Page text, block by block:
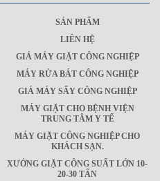
SẢN PHẨM
LIÊN HỆ
GIÁ MÁY GIẶT CÔNG NGHIỆP
MÁY RỬA BÁT CÔNG NGHIỆP
GIÁ MÁY SẤY CÔNG NGHIỆP
MÁY GIẶT CHO BỆNH VIỆN
TRUNG TÂM Y TẾ
MÁY GIẶT CÔNG NGHIỆP CHO
KHÁCH SẠN.
XƯỞNG GIẶT CÔNG SUẤT LỚN 10-
20-30 TẤN